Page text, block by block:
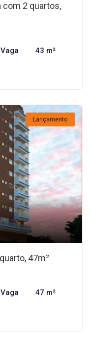
com 2 quartos,
43 m²
Lançamento
47m²
47 m²